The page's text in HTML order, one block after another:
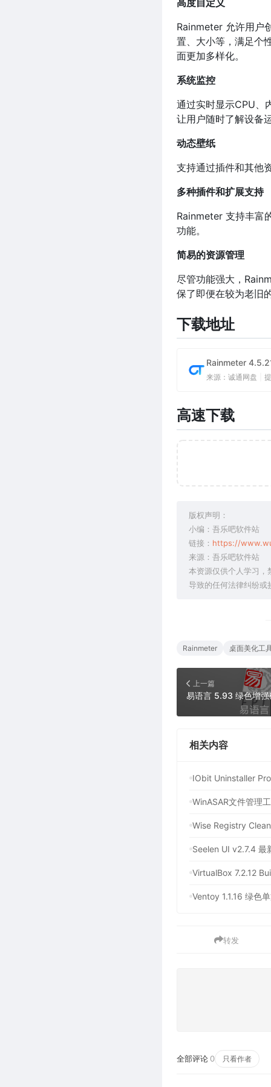
高度自定义
Rainmeter 允许用户
置、大小等，满足个
面更加多样化。
系统监控
通过实时显示CPU、
让用户随时了解设备
动态壁纸
支持通过插件和其他
多种插件和扩展支持
Rainmeter 支持丰富
功能。
简易的资源管理
尽管功能强大，
保了即便在较为老旧
下载地址
Rainmeter
来源：诚通网盘
高速下载
版权声明：
小编：吾乐吧软件站
链接： https://
来源：吾乐吧软件站
本资源仅供个人学习，
导致的任何法律纠纷或
Rainmeter 桌面美化工
上一篇
相关内容
IObit Uninstaller
Wise Registry
Seelen UI v2.7.4 最
VirtualBox 7.2.12
Ventoy 1.1.16 绿色
转发
全部评论 0 只看作者